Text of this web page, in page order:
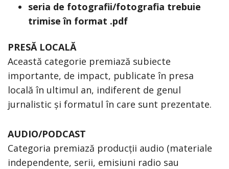
seria de fotografii/fotografia trebuie
trimise în format .pdf
PRESĂ LOCALĂ
Această categorie premiază subiecte
importante, de impact, publicate în presa
locală în ultimul an, indiferent de genul
jurnalistic și formatul în care sunt prezentate.
AUDIO/PODCAST
Categoria premiază producții audio (materiale
independente, serii, emisiuni radio sau